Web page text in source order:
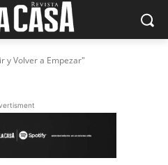
y Volver a Empezar"